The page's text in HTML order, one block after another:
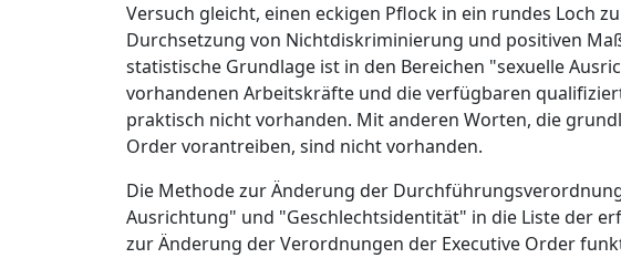
Versuch gleicht, einen eckigen Pflock in ein rundes Loch
Durchsetzung von Nichtdiskriminierung und positiven
statistische Grundlage ist in den Bereichen "sexuelle
vorhandenen Arbeitskräfte und die verfügbaren
praktisch nicht vorhanden. Mit anderen Worten, die
Order vorantreiben, sind nicht vorhanden.
Die Methode zur Änderung der
Ausrichtung" und "Geschlechtsidentität" in die Liste der
zur Änderung der Verordnungen der Executive Order